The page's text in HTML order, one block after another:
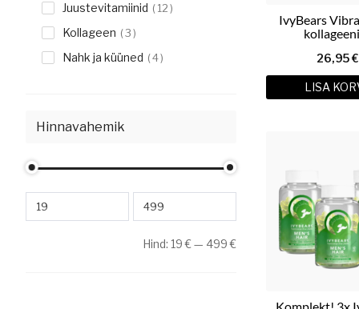
Juustevitamiinid
12
Kollageen 3
Nahk ja küüned 4
Hinnavahemik
Hind: 19 €— 499 €
IvyBears
26,95€
LISA